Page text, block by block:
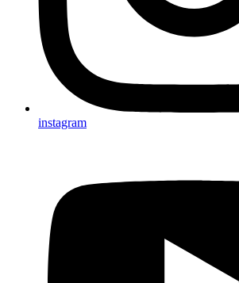
instagram